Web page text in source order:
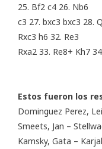
25. Bf2 c4 26. Nb6
c3 27. bxc3 bxc3 28.
Rxc3 h6 32. Re3
Rxa2 33. Re8+ Kh7
Estos fueron los
Dominguez Perez,
Smeets, Jan –
Kamsky, Gata –